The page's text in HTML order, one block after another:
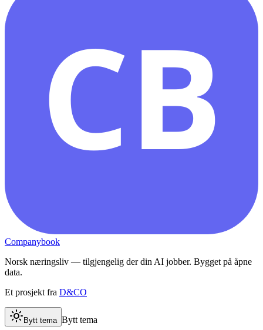
CB
Companybook
Norsk næringsliv — tilgjengelig der din AI jobber. Bygget på åpne
data.
Et prosjekt fra D&CO
Bytt tema Bytt tema